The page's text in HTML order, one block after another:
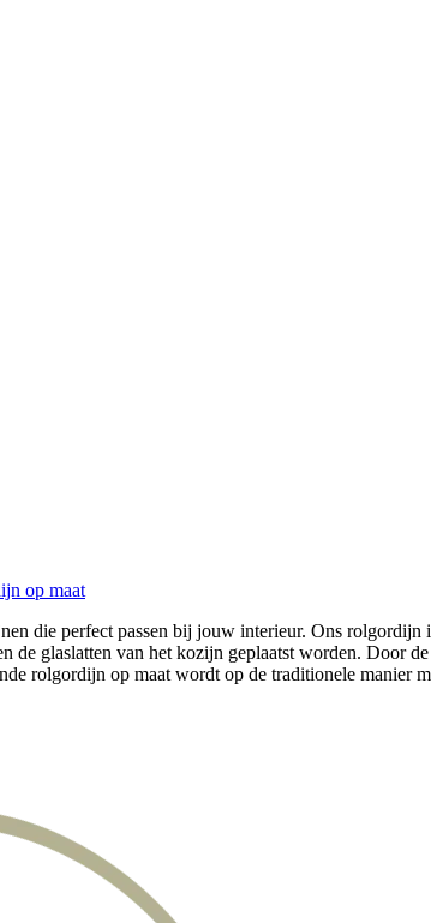
op maat
die perfect passen bij jouw interieur. Ons
de glaslatten van het kozijn geplaatst worden.
rolgordijn op maat wordt op de traditionele manier